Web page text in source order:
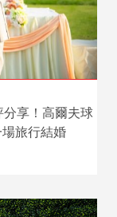
享！高爾夫球
旅行結婚